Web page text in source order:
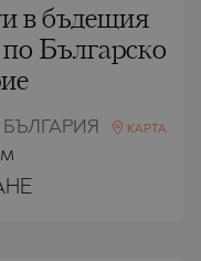
в бъдещия
Българско
КАРТА